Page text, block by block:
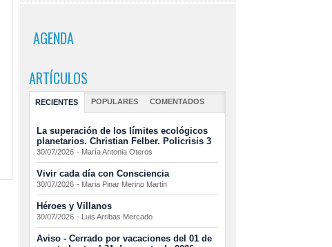
AGENDA
ARTÍCULOS
RECIENTES POPULARES COMENTADOS
La superación de los límites ecológicos
planetarios. Christian Felber. Policrisis 3
30/07/2026 - María Antonia Oteros
Vivir cada día con Consciencia
30/07/2026 - Maria Pinar Merino Martin
Héroes y Villanos
30/07/2026 - Luis Arribas Mercado
Aviso - Cerrado por vacaciones del 01 de